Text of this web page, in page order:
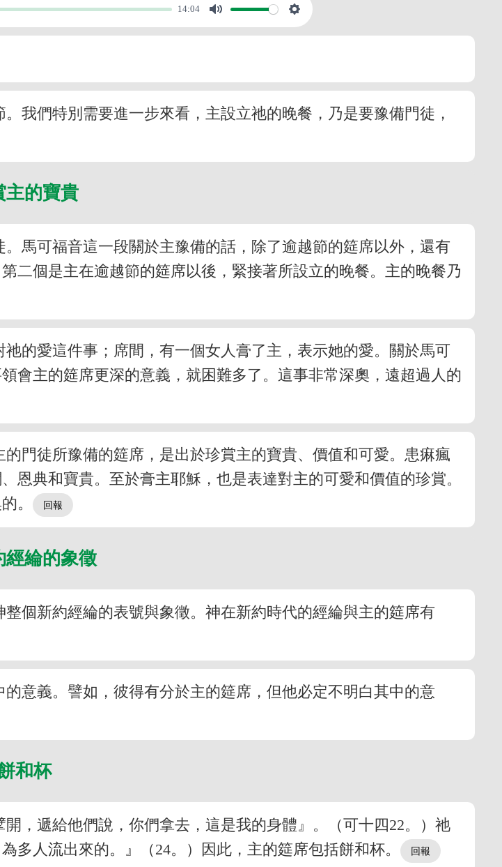
14:04
我們特別需要進一步來看，主設立祂的晚餐，乃是要豫備門徒，
主的寶貴
馬可福音這一段關於主豫備的話，除了逾越節的筵席以外，還有
二個是主在逾越節的筵席以後，緊接著所設立的晚餐。主的晚餐乃
的愛這件事；席間，有一個女人膏了主，表示她的愛。關於馬可
會主的筵席更深的意義，就困難多了。這事非常深奧，遠超過人的
門徒所豫備的筵席，是出於珍賞主的寶貴、價值和可愛。患痳瘋
恩典和寶貴。至於膏主耶穌，也是表達對主的可愛和價值的珍賞。
。
經綸的象徵
個新約經綸的表號與象徵。神在新約時代的經綸與主的筵席有
意義。譬如，彼得有分於主的筵席，但他必定不明白其中的意
和杯
，遞給他們說，你們拿去，這是我的身體』。（可十四22。）祂
多人流出來的。』（24。）因此，主的筵席包括餅和杯。